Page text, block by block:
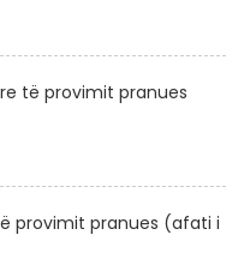
të provimit pranues
provimit pranues (afati i